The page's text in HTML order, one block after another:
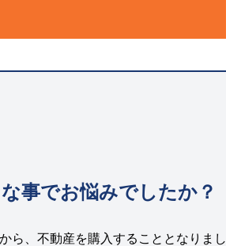
事でお悩みでしたか？
ら、不動産を購入することとなりまし